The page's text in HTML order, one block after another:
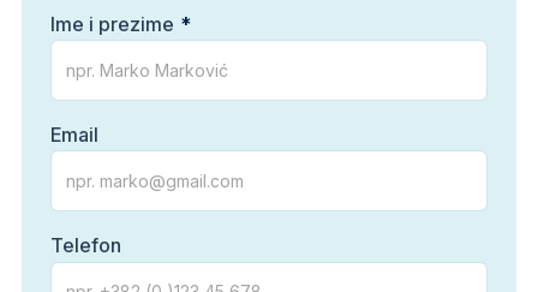
Ime i prezime
Email
Telefon